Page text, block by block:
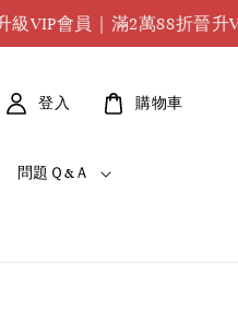
員｜滿2萬88折晉升VVIP｜
問題Ｑ&Ａ
登入 購物車